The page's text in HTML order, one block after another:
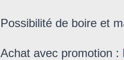
Possibilité de boire et
Achat avec promotion :